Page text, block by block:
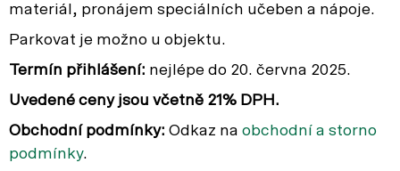
materiál, pronájem speciálních učeben a nápoje.
Parkovat je možno u objektu.
Termín přihlášení: nejlépe do 20. června 2025.
Uvedené ceny jsou včetně 21% DPH.
Obchodní podmínky: Odkaz na obchodní a storno
podmínky.